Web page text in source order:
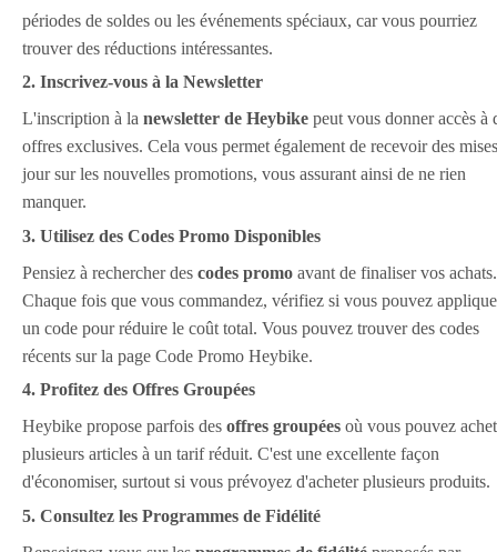
périodes de soldes ou les événements spéciaux, car vous pourriez
trouver des réductions intéressantes.
2. Inscrivez-vous à la Newsletter
L'inscription à la newsletter de Heybike peut vous donner accès à
offres exclusives. Cela vous permet également de recevoir des
jour sur les nouvelles promotions, vous assurant ainsi de ne rien
manquer.
3. Utilisez des Codes Promo Disponibles
Pensiez à rechercher des codes promo avant de finaliser vos achats.
Chaque fois que vous commandez, vérifiez si vous pouvez
un code pour réduire le coût total. Vous pouvez trouver des codes
récents sur la page Code Promo Heybike.
4. Profitez des Offres Groupées
Heybike propose parfois des offres groupées où vous pouvez
plusieurs articles à un tarif réduit. C'est une excellente façon
d'économiser, surtout si vous prévoyez d'acheter plusieurs produits.
5. Consultez les Programmes de Fidélité